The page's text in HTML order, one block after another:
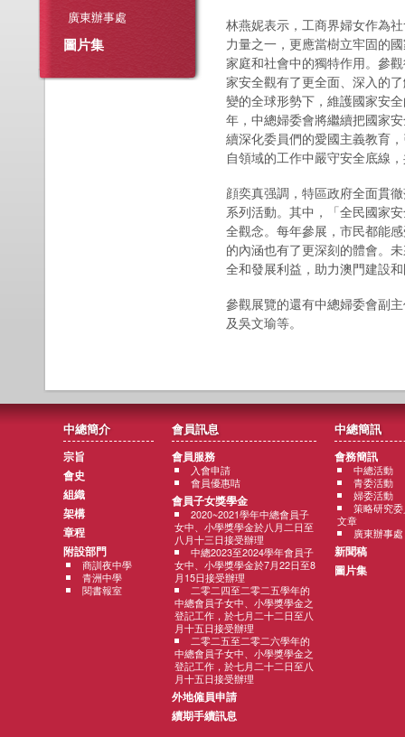
廣東辦事處
圖片集
林燕妮表示，工商界婦女作為
力量之一，更應當樹立牢固的
家庭和社會中的獨特作用。參
家安全觀有了更全面、深入的
變的全球形勢下，維護國家安
年，中總婦委會將繼續把國家
續深化委員們的愛國主義教育
自領域的工作中嚴守安全底線
顔奕真强調，特區政府全面貫
系列活動。其中，「全民國家
全觀念。每年參展，市民都能
的內涵也有了更深刻的體會。
全和發展利益，助力澳門建設
參觀展覽的還有中總婦委會副
及吳文瑜等。
中總簡介
宗旨
會史
組織
架構
章程
附設部門
商訓夜中學
青洲中學
閱書報室
會員訊息
會員服務
入會申請
會員優惠咭
會員子女獎學金
2020~2021學年中總會員子
女中、小學獎學金於八月二日至
八月十三日接受辦理
中總2023至2024學年會員子
女中、小學獎學金於7月22日至8
月15日接受辦理
二零二四至二零二五學年的
中總會員子女中、小學獎學金之
登記工作，於七月二十二日至八
月十五日接受辦理
二零二五至二零二六學年的
中總會員子女中、小學獎學金之
登記工作，於七月二十二日至八
月十五日接受辦理
外地僱員申請
續期手續訊息
中總簡訊
會務簡訊
中總活動
青委活動
婦委活動
策略研究
文章
廣東辦事處
新聞稿
圖片集